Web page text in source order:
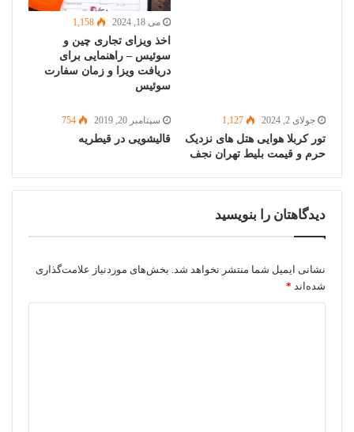
می 18, 2024 1,158
اخذ ویزای تجاری چین و
سوئیس – راهنمایی برای
دریافت ویزا و زمان سفارت
سوئیس
جولای 2, 2024 1,127
تور کربلا هوایی هتل های نزدیک
حرم و قیمت بلیط تهران نجف
سپتامبر 20, 2019 754
قالیشویی در قیطریه
دیدگاهتان را بنویسید
نشانی ایمیل شما منتشر نخواهد شد. بخش‌های موردنیاز علامت‌گذاری
شده‌اند *